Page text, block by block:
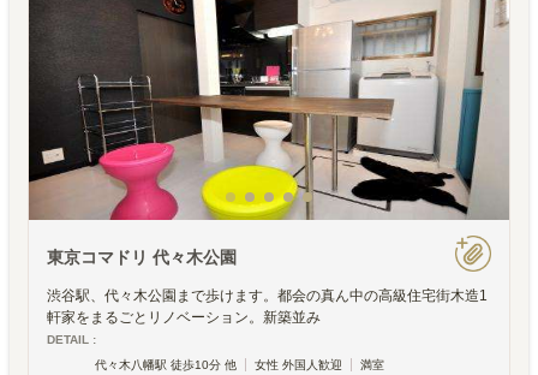
東京コマドリ 代々木公園
渋谷駅、代々木公園まで歩けます。都会の真ん中の高級住宅街木造1
軒家をまるごとリノベーション。新築並み
DETAIL :
代々木八幡駅 徒歩10分 他
女性 外国人歓迎 満室